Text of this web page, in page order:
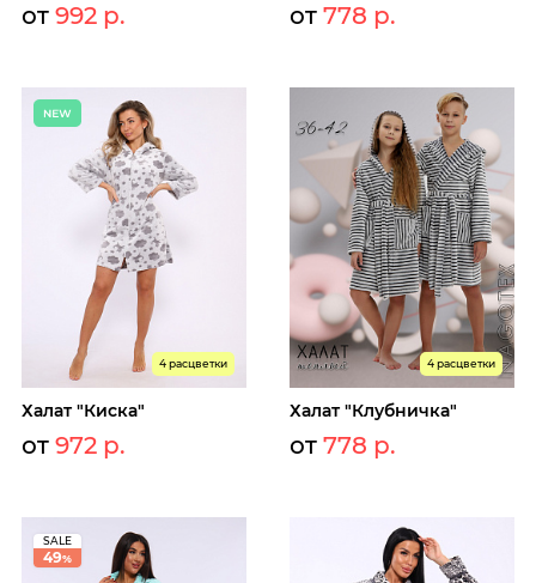
от 992 р. от 778 р.
4 расцветки
Халат "Киска"
от 972 р.
4 расцветки
Халат "Клубничка"
от 778 р.
SALE
49%